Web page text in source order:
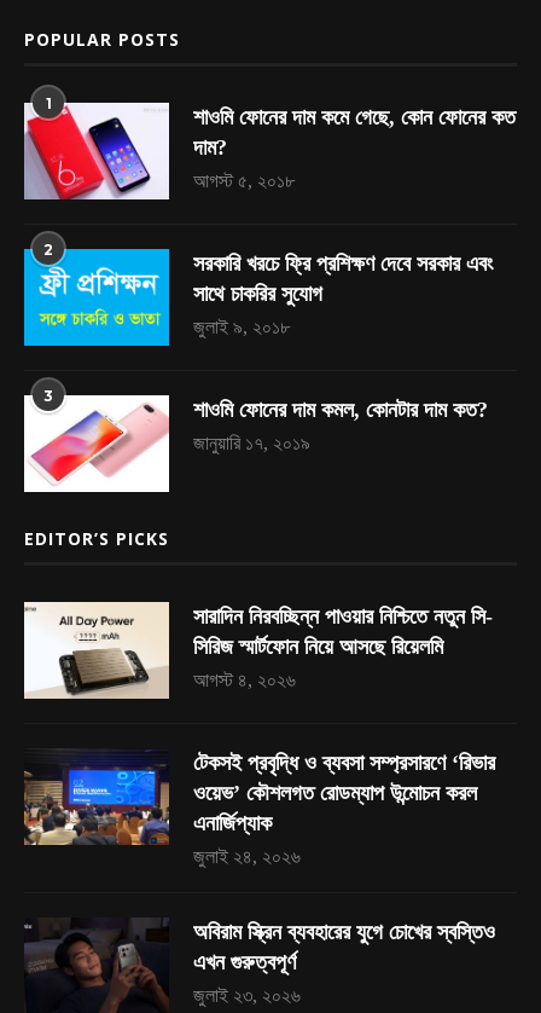
POPULAR POSTS
1
শাওমি ফোনের দাম কমে গেছে, কোন ফোনের কত
দাম?
আগস্ট ৫, ২০১৮
2
সরকারি খরচে ফ্রি প্রশিক্ষণ দেবে সরকার এবং
সাথে চাকরির সুযোগ
জুলাই ৯, ২০১৮
3
শাওমি ফোনের দাম কমল, কোনটার দাম কত?
জানুয়ারি ১৭, ২০১৯
EDITOR’S PICKS
সারাদিন নিরবচ্ছিন্ন পাওয়ার নিশ্চিতে নতুন সি-
সিরিজ স্মার্টফোন নিয়ে আসছে রিয়েলমি
আগস্ট ৪, ২০২৬
টেকসই প্রবৃদ্ধি ও ব্যবসা সম্প্রসারণে ‘রিভার
ওয়েভ’ কৌশলগত রোডম্যাপ উন্মোচন করল
এনার্জিপ্যাক
জুলাই ২৪, ২০২৬
অবিরাম স্ক্রিন ব্যবহারের যুগে চোখের স্বস্তিও
এখন গুরুত্বপূর্ণ
জুলাই ২৩, ২০২৬